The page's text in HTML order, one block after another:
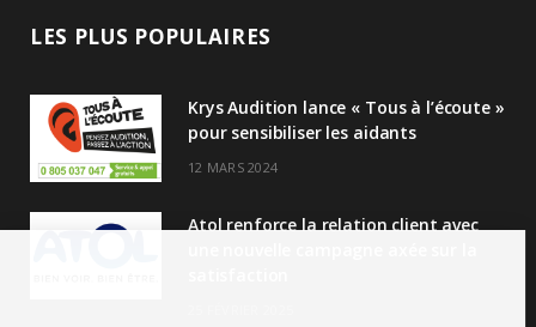
LES PLUS POPULAIRES
Krys Audition lance « Tous à l’écoute »
pour sensibiliser les aidants
12 MARS 2024
Atol renforce la relation client avec